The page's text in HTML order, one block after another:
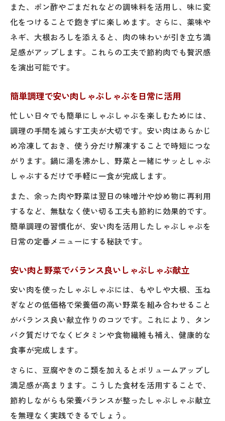
しゃぶしゃぶでコスパ最高の肉料理を作る
方法
しゃぶしゃぶで節約と満足感を両立させる
コスパ最強しゃぶしゃぶ肉の活用アイデア
安い肉でおいしいしゃぶしゃぶを作るコツ
業務スーパー活用で肉の買い方が変わる節約法
業務スーパーの肉で節約しゃぶしゃぶを実
現
安い肉の賢い買い方としゃぶしゃぶ活用法
しゃぶしゃぶ用の肉をお得に買う節約テク
業務スーパー活用でコスパUPしゃぶしゃぶ
術
節約重視の肉選びとしゃぶしゃぶのコツを
また、ポン酢やごまだれなどの調味料を活用し、味に変
化をつけることで飽きずに楽しめます。さらに、薬味や
ネギ、大根おろしを添えると、肉の味わいが引き立ち満
足感がアップします。これらの工夫で節約肉でも贅沢感
を演出可能です。
簡単調理で安い肉しゃぶしゃぶを日常に活用
忙しい日々でも簡単にしゃぶしゃぶを楽しむためには、
調理の手間を減らす工夫が大切です。安い肉はあらかじ
め冷凍しておき、使う分だけ解凍することで時短につな
がります。鍋に湯を沸かし、野菜と一緒にサッとしゃぶ
しゃぶするだけで手軽に一食が完成します。
また、余った肉や野菜は翌日の味噌汁や炒め物に再利用
するなど、無駄なく使い切る工夫も節約に効果的です。
簡単調理の習慣化が、安い肉を活用したしゃぶしゃぶを
日常の定番メニューにする秘訣です。
安い肉と野菜でバランス良いしゃぶしゃぶ献立
安い肉を使ったしゃぶしゃぶには、もやしや大根、玉ね
ぎなどの低価格で栄養価の高い野菜を組み合わせること
がバランス良い献立作りのコツです。これにより、タン
パク質だけでなくビタミンや食物繊維も補え、健康的な
食事が完成します。
さらに、豆腐やきのこ類を加えるとボリュームアップし
満足感が高まります。こうした食材を活用することで、
節約しながらも栄養バランスが整ったしゃぶしゃぶ献立
を無理なく実践できるでしょう。